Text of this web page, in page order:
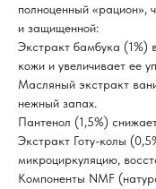
полноценный «рацион»,
и защищенной:
Экстракт бамбука (1%)
кожи и увеличивает ее
Масляный экстракт
нежный запах.
Пантенол (1,5%)
Экстракт Готу-колы
микроциркуляцию,
Компоненты NMF